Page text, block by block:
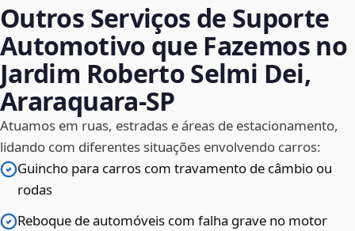
Outros Serviços de Suporte
Automotivo que Fazemos no
Jardim Roberto Selmi Dei,
Araraquara‑SP
Atuamos em ruas, estradas e áreas de estacionamento,
lidando com diferentes situações envolvendo carros:
Guincho para carros com travamento de câmbio ou
rodas
Reboque de automóveis com falha grave no motor